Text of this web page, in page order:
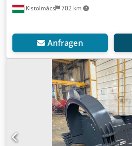
Kistolmács 702 km
Anfragen